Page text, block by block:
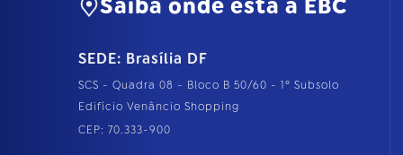
Saiba onde está a EBC
SEDE: Brasília DF
SCS - Quadra 08 - Bloco B 50/60 - 1º Subsolo
Edifício Venâncio Shopping
CEP: 70.333-900